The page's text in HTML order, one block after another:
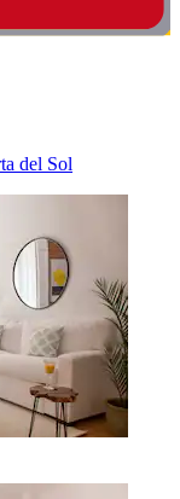
del Sol